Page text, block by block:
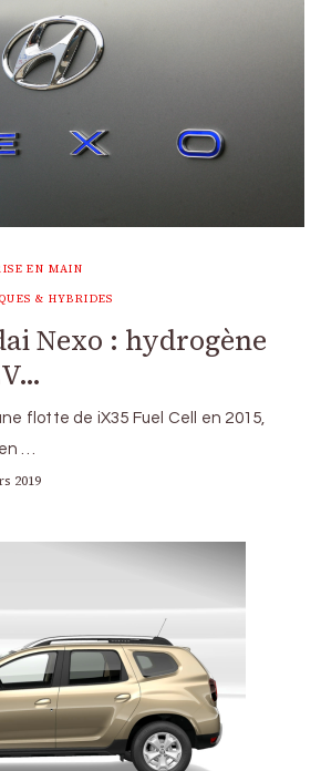
EN MAIN
& HYBRIDES
Nexo : hydrogène
flotte de iX35 Fuel Cell en 2015,
…
2019